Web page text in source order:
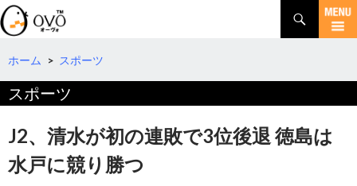
検
索
コ
テ
へ
動
ホーム > スポーツ
スポーツ
J2、清水が初の連敗で3位後退 徳島は
水戸に競り勝つ